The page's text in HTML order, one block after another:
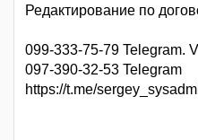
Редактирование по
099-333-75-79 Telegram.
097-390-32-53 Telegram
https://t.me/